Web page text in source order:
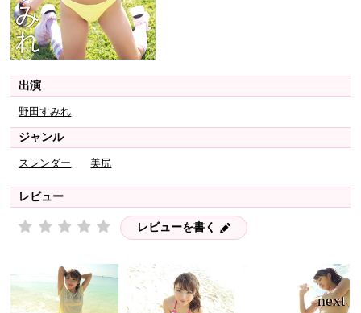
出演
野田すみれ
ジャンル
スレンダー 美尻
レビュー
レビューを書く